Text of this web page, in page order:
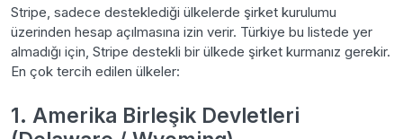
Stripe, sadece desteklediği ülkelerde şirket kurulumu
üzerinden hesap açılmasına izin verir. Türkiye bu listede yer
almadığı için, Stripe destekli bir ülkede şirket kurmanız gerekir.
En çok tercih edilen ülkeler:
1. Amerika Birleşik Devletleri